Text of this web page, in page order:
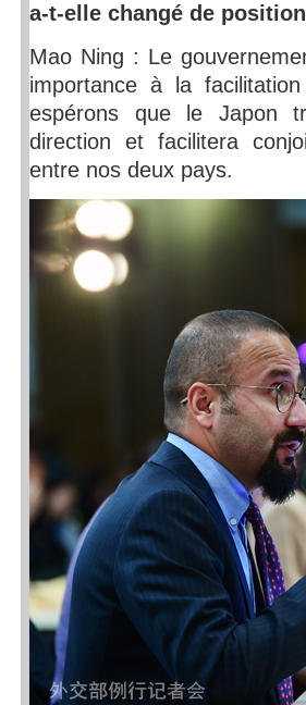
a-t-elle changé de
Mao Ning : Le
importance à la
espérons que le Japon
direction et facilitera
entre nos deux pays.